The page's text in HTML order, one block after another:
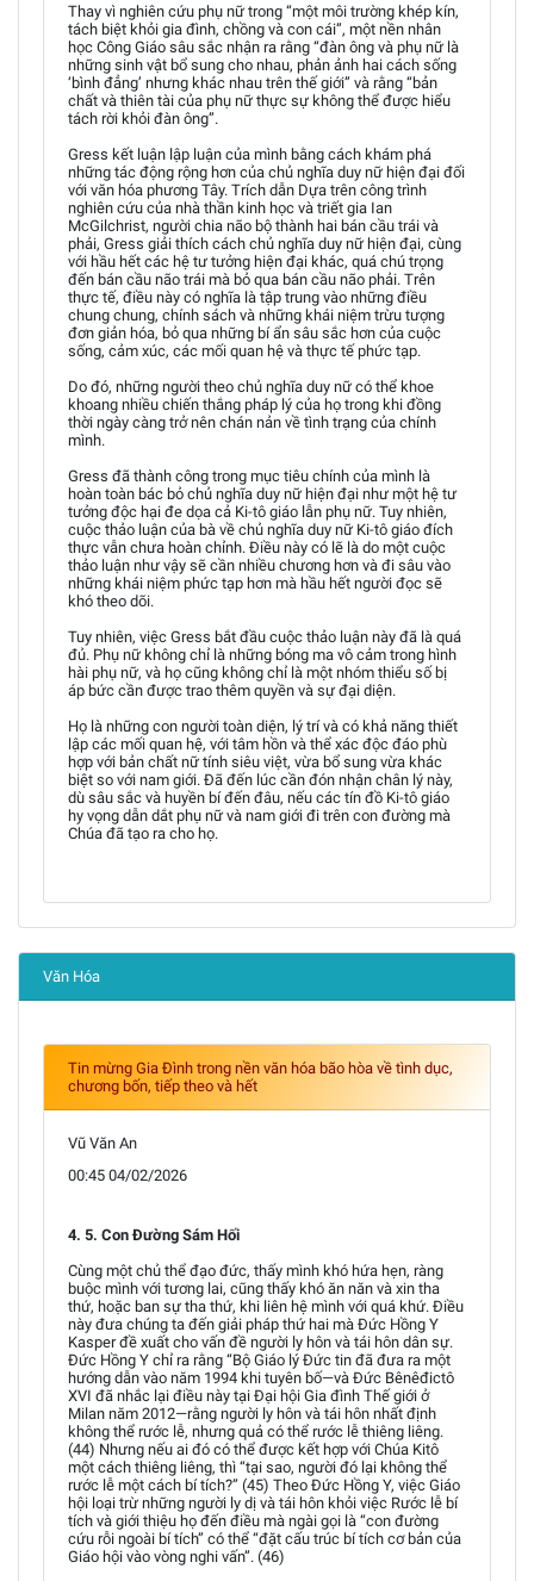
Thay vì nghiên cứu phụ nữ trong “một môi trường khép kín,
tách biệt khỏi gia đình, chồng và con cái”, một nền nhân
học Công Giáo sâu sắc nhận ra rằng “đàn ông và phụ nữ là
những sinh vật bổ sung cho nhau, phản ảnh hai cách sống
‘bình đẳng’ nhưng khác nhau trên thế giới” và rằng “bản
chất và thiên tài của phụ nữ thực sự không thể được hiểu
tách rời khỏi đàn ông”.
Gress kết luận lập luận của mình bằng cách khám phá
những tác động rộng hơn của chủ nghĩa duy nữ hiện đại đối
với văn hóa phương Tây. Trích dẫn Dựa trên công trình
nghiên cứu của nhà thần kinh học và triết gia Ian
McGilchrist, người chia não bộ thành hai bán cầu trái và
phải, Gress giải thích cách chủ nghĩa duy nữ hiện đại, cùng
với hầu hết các hệ tư tưởng hiện đại khác, quá chú trọng
đến bán cầu não trái mà bỏ qua bán cầu não phải. Trên
thực tế, điều này có nghĩa là tập trung vào những điều
chung chung, chính sách và những khái niệm trừu tượng
đơn giản hóa, bỏ qua những bí ẩn sâu sắc hơn của cuộc
sống, cảm xúc, các mối quan hệ và thực tế phức tạp.
Do đó, những người theo chủ nghĩa duy nữ có thể khoe
khoang nhiều chiến thắng pháp lý của họ trong khi đồng
thời ngày càng trở nên chán nản về tình trạng của chính
mình.
Gress đã thành công trong mục tiêu chính của mình là
hoàn toàn bác bỏ chủ nghĩa duy nữ hiện đại như một hệ tư
tưởng độc hại đe dọa cả Ki-tô giáo lẫn phụ nữ. Tuy nhiên,
cuộc thảo luận của bà về chủ nghĩa duy nữ Ki-tô giáo đích
thực vẫn chưa hoàn chỉnh. Điều này có lẽ là do một cuộc
thảo luận như vậy sẽ cần nhiều chương hơn và đi sâu vào
những khái niệm phức tạp hơn mà hầu hết người đọc sẽ
khó theo dõi.
Tuy nhiên, việc Gress bắt đầu cuộc thảo luận này đã là quá
đủ. Phụ nữ không chỉ là những bóng ma vô cảm trong hình
hài phụ nữ, và họ cũng không chỉ là một nhóm thiểu số bị
áp bức cần được trao thêm quyền và sự đại diện.
Họ là những con người toàn diện, lý trí và có khả năng thiết
lập các mối quan hệ, với tâm hồn và thể xác độc đáo phù
hợp với bản chất nữ tính siêu việt, vừa bổ sung vừa khác
biệt so với nam giới. Đã đến lúc cần đón nhận chân lý này,
dù sâu sắc và huyền bí đến đâu, nếu các tín đồ Ki-tô giáo
hy vọng dẫn dắt phụ nữ và nam giới đi trên con đường mà
Chúa đã tạo ra cho họ.
Văn Hóa
Tin mừng Gia Đình trong nền văn hóa bão hòa về tình dục,
chương bốn, tiếp theo và hết
Vũ Văn An
00:45 04/02/2026
4. 5. Con Đường Sám Hối
Cùng một chủ thể đạo đức, thấy mình khó hứa hẹn, ràng
buộc mình với tương lai, cũng thấy khó ăn năn và xin tha
thứ, hoặc ban sự tha thứ, khi liên hệ mình với quá khứ. Điều
này đưa chúng ta đến giải pháp thứ hai mà Đức Hồng Y
Kasper đề xuất cho vấn đề người ly hôn và tái hôn dân sự.
Đức Hồng Y chỉ ra rằng “Bộ Giáo lý Đức tin đã đưa ra một
hướng dẫn vào năm 1994 khi tuyên bố—và Đức Bênêđictô
XVI đã nhắc lại điều này tại Đại hội Gia đình Thế giới ở
Milan năm 2012—rằng người ly hôn và tái hôn nhất định
không thể rước lễ, nhưng quả có thể rước lễ thiêng liêng.
(44) Nhưng nếu ai đó có thể được kết hợp với Chúa Kitô
một cách thiêng liêng, thì “tại sao, người đó lại không thể
rước lễ một cách bí tích?” (45) Theo Đức Hồng Y, việc Giáo
hội loại trừ những người ly dị và tái hôn khỏi việc Rước lễ bí
tích và giới thiệu họ đến điều mà ngài gọi là “con đường
cứu rỗi ngoài bí tích” có thể “đặt cấu trúc bí tích cơ bản của
Giáo hội vào vòng nghi vấn”. (46)